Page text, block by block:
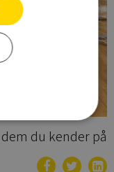
du kender på